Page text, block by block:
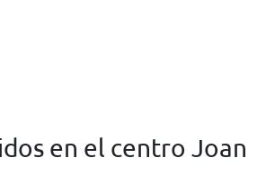
en el centro Joan